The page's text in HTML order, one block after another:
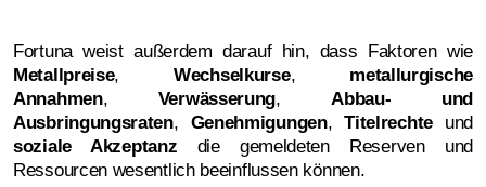
Fortuna weist außerdem darauf hin, dass Faktoren wie
Metallpreise,Wechselkurse, metallurgische
Annahmen, Verwässerung,Abbau- und
Ausbringungsraten, Genehmigungen,Titelrechteund
soziale Akzeptanz die gemeldeten Reserven und
Ressourcen wesentlich beeinflussen können.